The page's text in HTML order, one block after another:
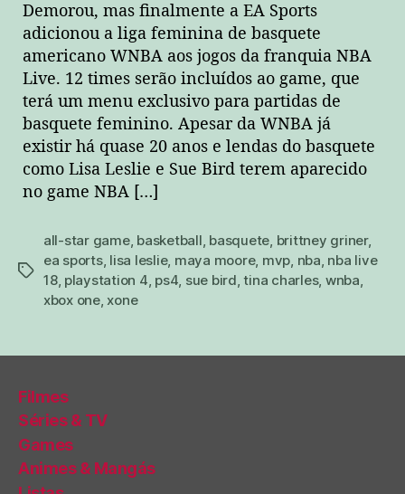
Demorou, mas finalmente a EA Sports
adicionou a liga feminina de basquete
americano WNBA aos jogos da franquia NBA
Live. 12 times serão incluídos ao game, que
terá um menu exclusivo para partidas de
basquete feminino. Apesar da WNBA já
existir há quase 20 anos e lendas do basquete
como Lisa Leslie e Sue Bird terem aparecido
no game NBA […]
tags
all-star game, basketball, basquete, brittney griner,
ea sports, lisa leslie, maya moore, mvp, nba, nba live
18, playstation 4, ps4, sue bird,tina charles, wnba,
xbox one, xone
Filmes
Séries & TV
Games
Animes & Mangás